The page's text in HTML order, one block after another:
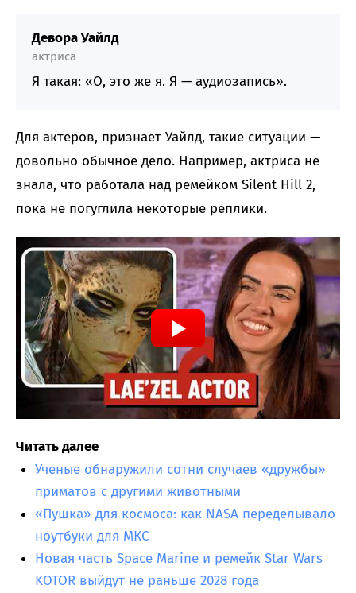
Девора Уайлд
актриса
Я такая: «О, это же я. Я — аудиозапись».
Для актеров, признает Уайлд, такие ситуации —
довольно обычное дело. Например, актриса не
знала, что работала над ремейком Silent Hill 2,
пока не погуглила некоторые реплики.
Читать далее
Ученые обнаружили сотни случаев «дружбы»
приматов с другими животными
«Пушка» для космоса: как NASA переделывало
ноутбуки для МКС
Новая часть Space Marine и ремейк Star Wars
KOTOR выйдут не раньше 2028 года